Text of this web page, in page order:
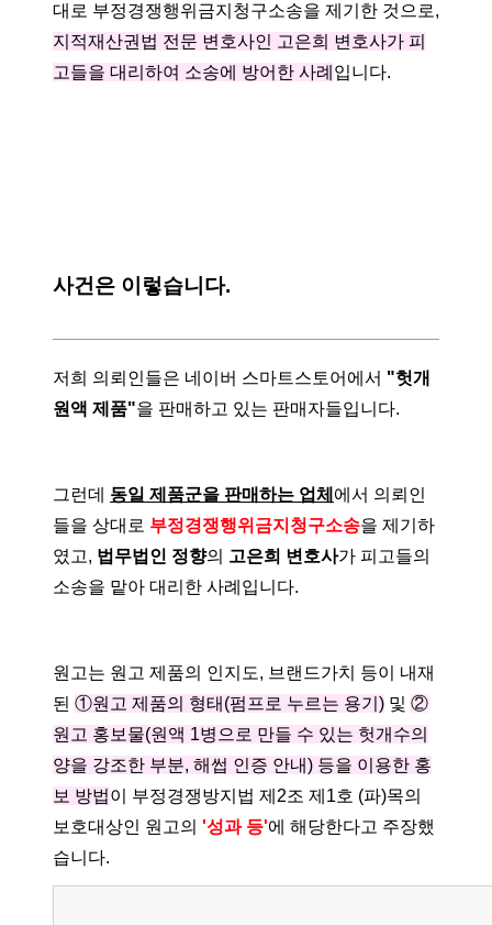
대로 부정경쟁행위금지청구소송을 제기한 것으로,
지적재산권법 전문 변호사인 고은희 변호사가 피
고들을 대리하여 소송에 방어한 사례 입니다.
사건은 이렇습니다.
저희 의뢰인들은 네이버 스마트스토어에서 "헛개
원액 제품"을 판매하고 있는 판매자들입니다.
그런데 동일 제품군을 판매하는 업체 에서 의뢰인
들을 상대로 부정경쟁행위금지청구소송을 제기하
였고, 법무법인 정향의 고은희 변호사가 피고들의
소송을 맡아 대리한 사례입니다.
원고는 원고 제품의 인지도, 브랜드가치 등이 내재
된 ①원고 제품의 형태(펌프로 누르는 용기) 및 ②
원고 홍보물(원액 1병으로 만들 수 있는 헛개수의
양을 강조한 부분, 해썹 인증 안내) 등을 이용한 홍
보 방법이 부정경쟁방지법 제2조 제1호 (파)목의
보호대상인 원고의 '성과 등'에 해당한다고 주장했
습니다.